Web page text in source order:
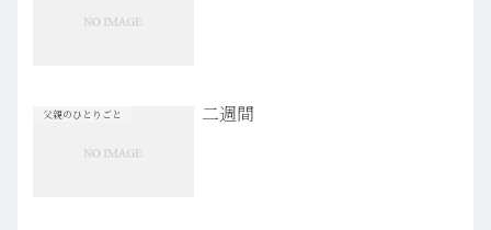
父親のひとりごと 二週間